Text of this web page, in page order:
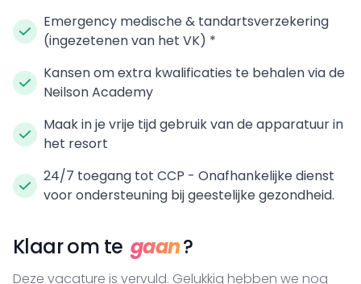
Emergency medische & tandartsverzekering
(ingezetenen van het VK) *
Kansen om extra kwalificaties te behalen via de
Neilson Academy
Maak in je vrije tijd gebruik van de apparatuur in
het resort
24/7 toegang tot CCP - Onafhankelijke dienst
voor ondersteuning bij geestelijke gezondheid.
Klaar om te gaan?
Deze vacature is vervuld. Gelukkig hebben we nog